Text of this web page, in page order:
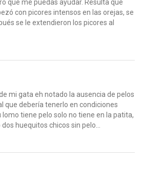
que me puedas ayudar. Resulta que
con picores intensos en las orejas, se
se le extendieron los picores al
mi gata eh notado la ausencia de pelos
que debería tenerlo en condiciones
tiene pelo solo no tiene en la patita,
huequitos chicos sin pelo...